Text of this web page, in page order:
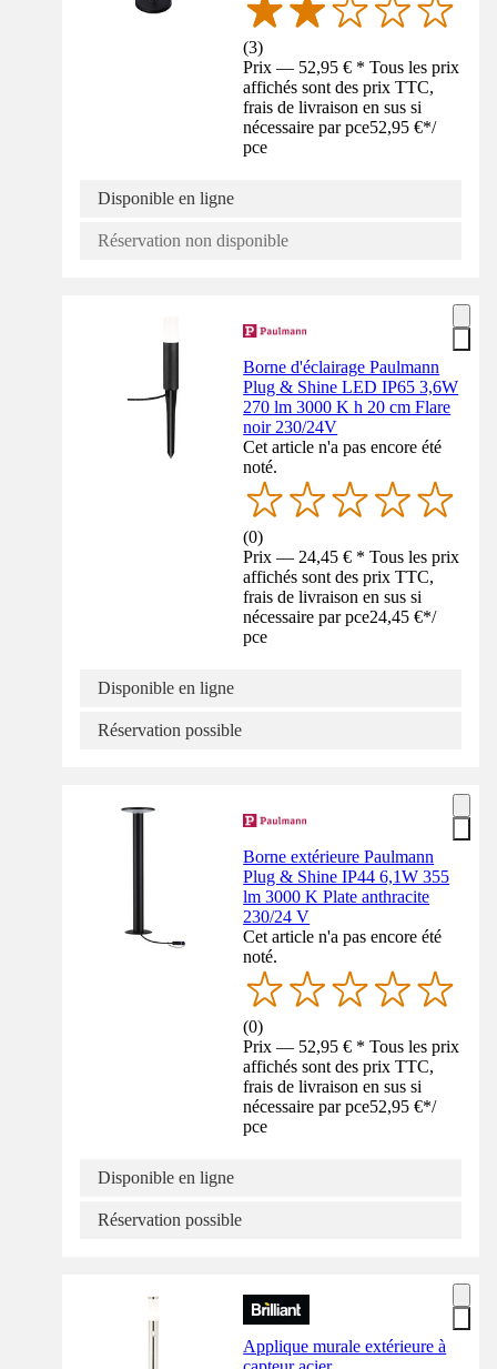
(3)
Prix — 52,95 € * Tous les prix
affichés sont des prix TTC,
frais de livraison en sus si
nécessaire par pce52,95 €*/
pce
Disponible en ligne
Réservation non disponible
Borne d'éclairage Paulmann
Plug & Shine LED IP65 3,6W
270 lm 3000 K h 20 cm Flare
noir 230/24V
Cet article n'a pas encore été
noté.
(0)
Prix — 24,45 € * Tous les prix
affichés sont des prix TTC,
frais de livraison en sus si
nécessaire par pce24,45 €*/
pce
Disponible en ligne
Réservation possible
Borne extérieure Paulmann
Plug & Shine IP44 6,1W 355
lm 3000 K Plate anthracite
230/24 V
Cet article n'a pas encore été
noté.
(0)
Prix — 52,95 € * Tous les prix
affichés sont des prix TTC,
frais de livraison en sus si
nécessaire par pce52,95 €*/
pce
Disponible en ligne
Réservation possible
Applique murale extérieure à